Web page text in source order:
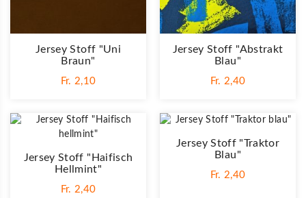
Jersey Stoff "Uni
Braun"
Fr. 2,10
Jersey Stoff "Abstrakt
Blau"
Fr. 2,40
Jersey Stoff "Haifisch
Hellmint"
Fr. 2,40
Jersey Stoff "Traktor
Blau"
Fr. 2,40